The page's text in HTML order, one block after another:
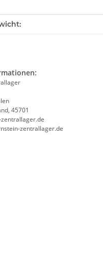
45701
zentrallager.de